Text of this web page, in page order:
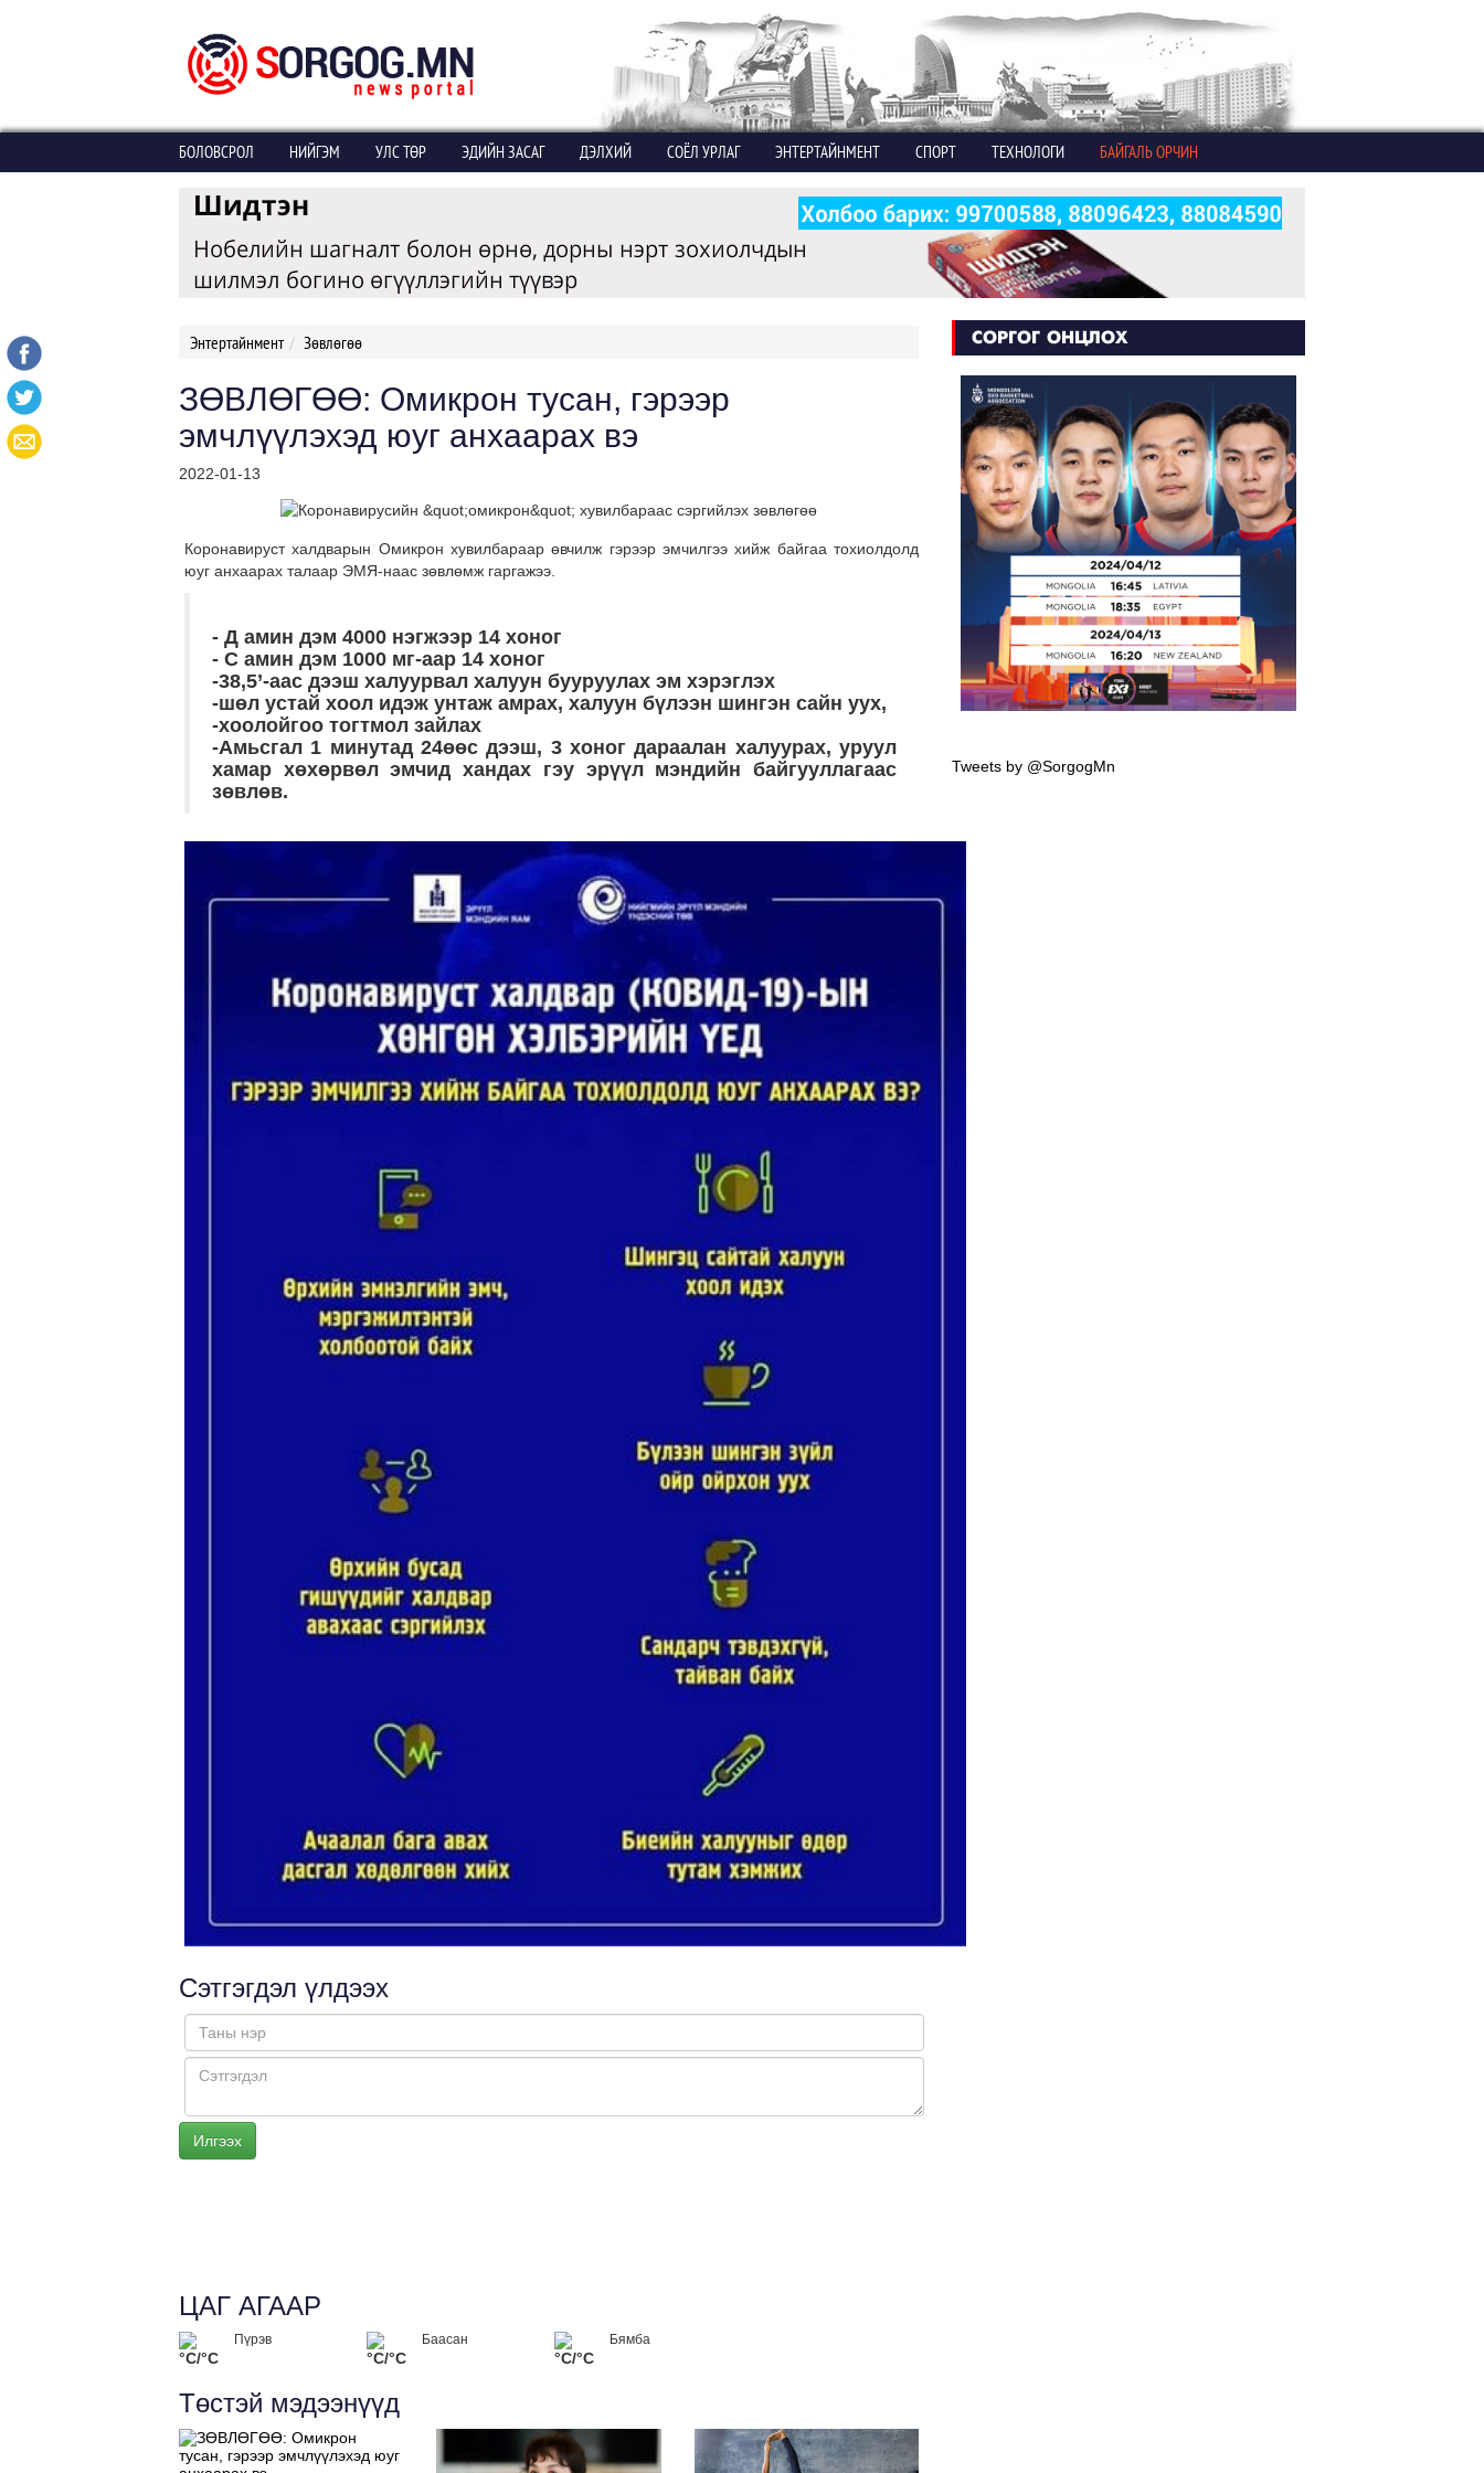
БОЛОВСРОЛ НИЙГЭМ УЛС ТӨР ЭДИЙН ЗАСАГ ДЭЛХИЙ СОЁЛ УРЛАГ ЭНТЕРТАЙНМЕНТ СПОРТ ТЕХНОЛОГИ БАЙГАЛЬ ОРЧИН
Энтертайнмент Зөвлөгөө
ЗӨВЛӨГӨӨ: Омикрон тусан, гэрээр
эмчлүүлэхэд юуг анхаарах вэ
2022-01-13
Коронавируст халдварын Омикрон хувилбараар өвчилж гэрээр эмчилгээ хийж байгаа тохиолдолд
юуг анхаарах талаар ЭМЯ-наас зөвлөмж гаргажээ.
- Д амин дэм 4000 нэгжээр 14 хоног
- С амин дэм 1000 мг-аар 14 хоног
-38,5’-аас дээш халуурвал халуун бууруулах эм хэрэглэх
-шөл устай хоол идэж унтаж амрах, халуун бүлээн шингэн сайн уух,
-хоолойгоо тогтмол зайлах
-Амьсгал 1 минутад 24өөс дээш, 3 хоног дараалан халуурах, уруул
хамар хөхөрвөл эмчид хандах гэу эрүүл мэндийн байгууллагаас
зөвлөв.
Сэтгэгдэл үлдээх
ЦАГ АГААР
Пүрэв
°C/°C
Баасан
°C/°C
Бямба
°C/°C
Төстэй мэдээнүүд
СОРГОГ ОНЦЛОХ
Tweets by @SorgogMn